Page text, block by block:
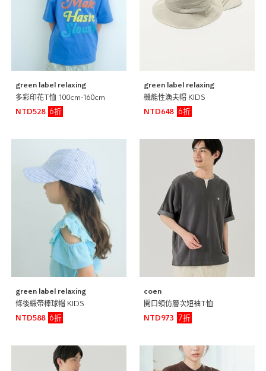
green label relaxing
多彩印花T恤 100cm-160cm
NTD528
6折
green label relaxing
機能性漁夫帽 KIDS
NTD648
6折
green label relaxing
條後緞帶棒球帽 KIDS
NTD588
6折
coen
開口領仿層次短袖T恤
NTD973
7折